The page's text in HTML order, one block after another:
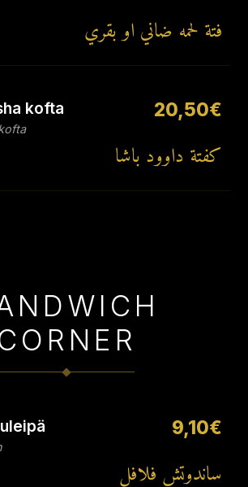
فتة لحمه ضاني او بقري
kofta 20,50€
كفتة داوود باشا
9,10€
ساندوتش فلافل